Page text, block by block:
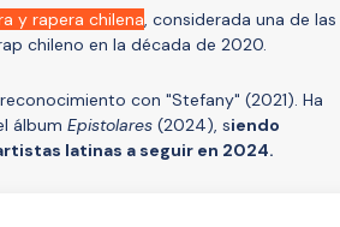
y rapera chilena, considerada una de las
chileno en la década de 2020.
con "Stefany" (2021). Ha
álbum Epistolares (2024), siendo
latinas a seguir en 2024.